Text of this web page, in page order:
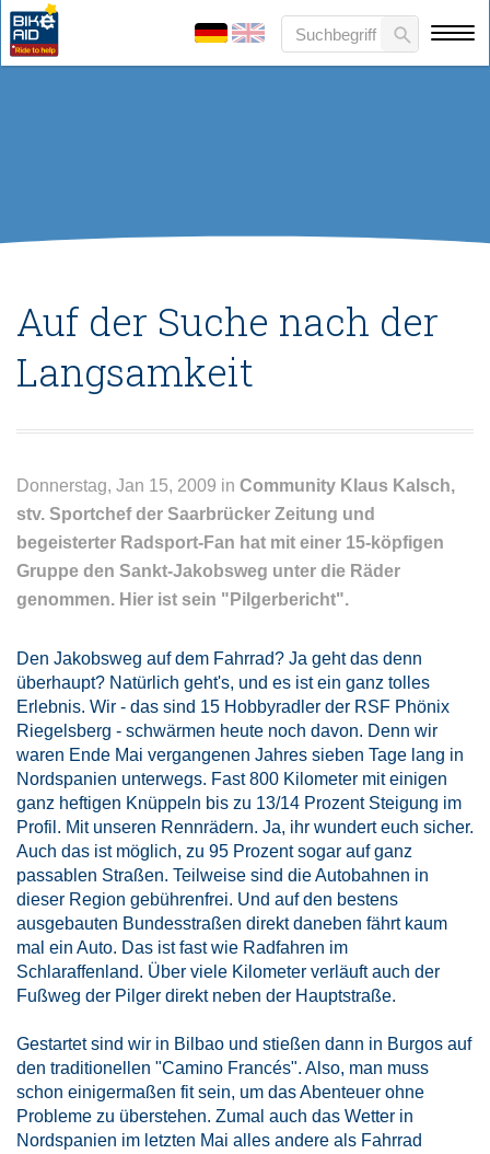
Auf der Suche nach der
Langsamkeit
Donnerstag, Jan 15, 2009 in Community Klaus Kalsch,
stv. Sportchef der Saarbrücker Zeitung und
begeisterter Radsport-Fan hat mit einer 15-köpfigen
Gruppe den Sankt-Jakobsweg unter die Räder
genommen. Hier ist sein "Pilgerbericht".
Den Jakobsweg auf dem Fahrrad? Ja geht das denn
überhaupt? Natürlich geht's, und es ist ein ganz tolles
Erlebnis. Wir - das sind 15 Hobbyradler der RSF Phönix
Riegelsberg - schwärmen heute noch davon. Denn wir
waren Ende Mai vergangenen Jahres sieben Tage lang in
Nordspanien unterwegs. Fast 800 Kilometer mit einigen
ganz heftigen Knüppeln bis zu 13/14 Prozent Steigung im
Profil. Mit unseren Rennrädern. Ja, ihr wundert euch sicher.
Auch das ist möglich, zu 95 Prozent sogar auf ganz
passablen Straßen. Teilweise sind die Autobahnen in
dieser Region gebührenfrei. Und auf den bestens
ausgebauten Bundesstraßen direkt daneben fährt kaum
mal ein Auto. Das ist fast wie Radfahren im
Schlaraffenland. Über viele Kilometer verläuft auch der
Fußweg der Pilger direkt neben der Hauptstraße.
Gestartet sind wir in Bilbao und stießen dann in Burgos auf
den traditionellen "Camino Francés". Also, man muss
schon einigermaßen fit sein, um das Abenteuer ohne
Probleme zu überstehen. Zumal auch das Wetter in
Nordspanien im letzten Mai alles andere als Fahrrad